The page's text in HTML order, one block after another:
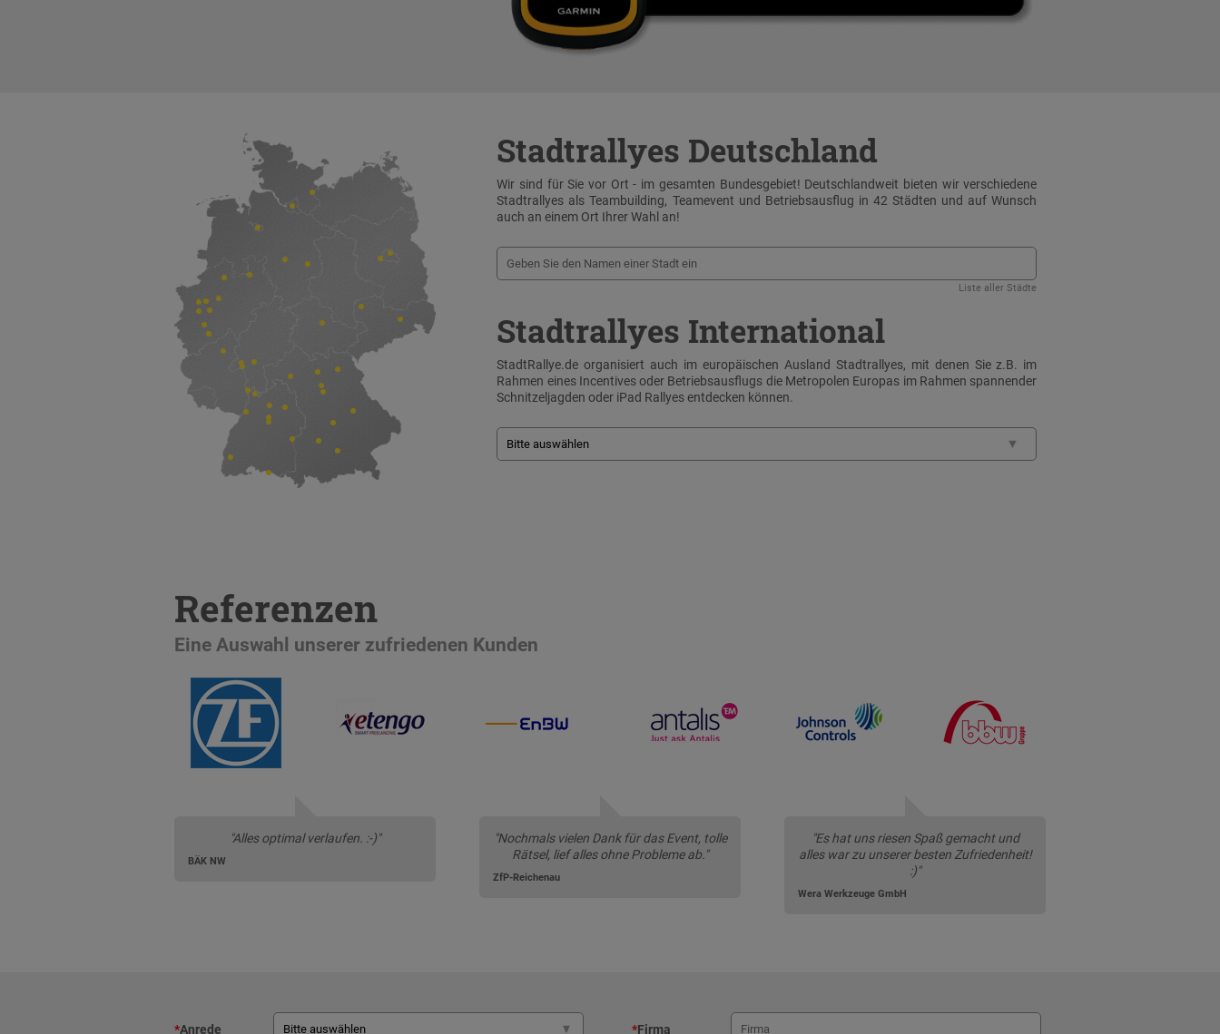
Stadtrallyes Deutschland
Wir sind für Sie vor Ort - im gesamten Bundesgebiet! Deutschlandweit bieten wir verschiedene
Stadtrallyes als Teambuilding, Teamevent und Betriebsausflug in 42 Städten und auf Wunsch
auch an einem Ort Ihrer Wahl an!
Liste aller Städte
Stadtrallyes International
StadtRallye.de organisiert auch im europäischen Ausland Stadtrallyes, mit denen Sie z.B. im
Rahmen eines Incentives oder Betriebsausflugs die Metropolen Europas im Rahmen spannender
Schnitzeljagden oder iPad Rallyes entdecken können.
Referenzen
Eine Auswahl unserer zufriedenen Kunden
"Alles optimal verlaufen. :-)"
BÄK NW
"Nochmals vielen Dank für das Event, tolle
Rätsel, lief alles ohne Probleme ab."
ZfP-Reichenau
"Es hat uns riesen Spaß gemacht und
alles war zu unserer besten Zufriedenheit!
:)"
Wera Werkzeuge GmbH
*Anrede *Firma